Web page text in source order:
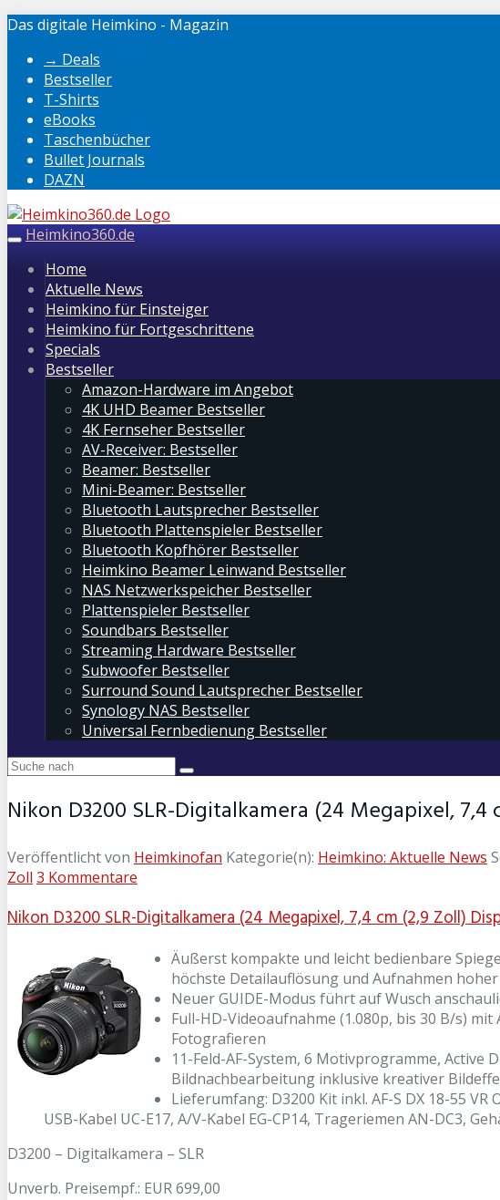
Skip
main
content
Das digitale Heimkino - Magazin
→ Deals
Bestseller
T-Shirts
eBooks
Taschenbücher
Bullet Journals
DAZN
Toggle
Heimkino360.de
Home
Aktuelle News
Heimkino für Einsteiger
Heimkino für Fortgeschrittene
Specials
Bestseller
Amazon-Hardware im Angebot
4K UHD Beamer Bestseller
4K Fernseher Bestseller
AV-Receiver: Bestseller
Beamer: Bestseller
Mini-Beamer: Bestseller
Bluetooth Lautsprecher Bestseller
Bluetooth Plattenspieler Bestseller
Bluetooth Kopfhörer Bestseller
Heimkino Beamer Leinwand Bestseller
NAS Netzwerkspeicher Bestseller
Plattenspieler Bestseller
Soundbars Bestseller
Streaming Hardware Bestseller
Subwoofer Bestseller
Surround Sound Lautsprecher Bestseller
Synology NAS Bestseller
Universal Fernbedienung Bestseller
Nikon D3200 SLR-Digitalkamera (24 Megapixel,
Veröffentlicht von Heimkinofan Kategorie(n): Heimkino: Aktuelle News
Zoll 3 Kommentare
Nikon D3200 SLR-Digitalkamera (24 Megapixel, 7,4 cm (2,9 Zoll)
Äußerst kompakte und leicht bedienbare
höchste Detailauflösung und Aufnahmen
Neuer GUIDE-Modus führt auf Wusch
Full-HD-Videoaufnahme (1.080p, bis 30 B/s)
Fotografieren
11-Feld-AF-System, 6 Motivprogramme,
Bildnachbearbeitung inklusive kreativer
Lieferumfang: D3200 Kit inkl. AF-S DX 18-55
USB-Kabel UC-E17, A/V-Kabel EG-CP14, Trageriemen AN-DC3,
D3200 – Digitalkamera – SLR
Unverb. Preisempf.: EUR 699,00